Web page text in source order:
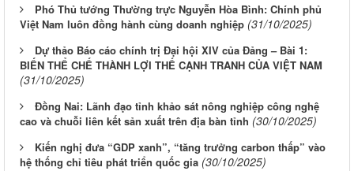
Phó Thủ tướng Thường trực Nguyễn Hòa Bình: Chính phủ
Việt Nam luôn đồng hành cùng doanh nghiệp (31/10/2025)
Dự thảo Báo cáo chính trị Đại hội XIV của Đảng – Bài 1:
BIẾN THỂ CHẾ THÀNH LỢI THẾ CẠNH TRANH CỦA VIỆT NAM
(31/10/2025)
Đồng Nai: Lãnh đạo tỉnh khảo sát nông nghiệp công nghệ
cao và chuỗi liên kết sản xuất trên địa bàn tỉnh (30/10/2025)
Kiến nghị đưa “GDP xanh”, “tăng trưởng carbon thấp” vào
hệ thống chỉ tiêu phát triển quốc gia (30/10/2025)